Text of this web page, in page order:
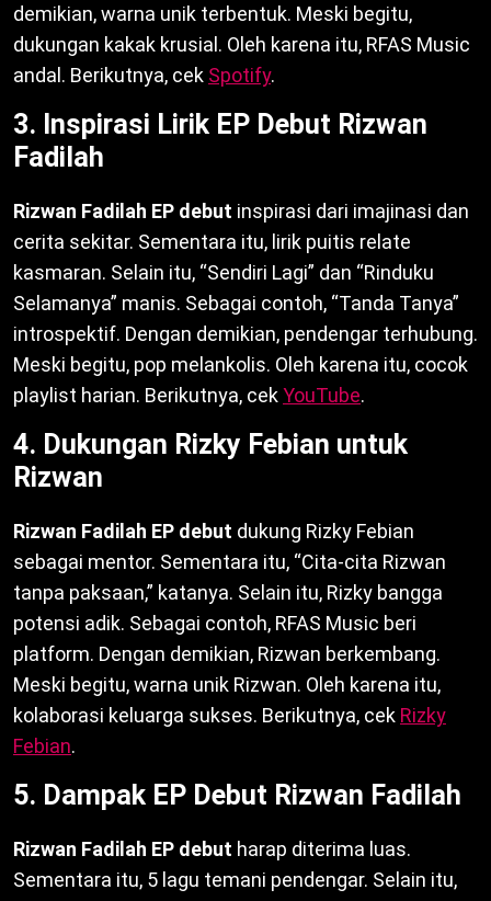
demikian, warna unik terbentuk. Meski begitu,
dukungan kakak krusial. Oleh karena itu, RFAS Music
andal. Berikutnya, cek Spotify.
3. Inspirasi Lirik EP Debut Rizwan
Fadilah
Rizwan Fadilah EP debut inspirasi dari imajinasi dan
cerita sekitar. Sementara itu, lirik puitis relate
kasmaran. Selain itu, “Sendiri Lagi” dan “Rinduku
Selamanya” manis. Sebagai contoh, “Tanda Tanya”
introspektif. Dengan demikian, pendengar terhubung.
Meski begitu, pop melankolis. Oleh karena itu, cocok
playlist harian. Berikutnya, cekYouTube.
4. Dukungan Rizky Febian untuk
Rizwan
Rizwan Fadilah EP debut dukung Rizky Febian
sebagai mentor. Sementara itu, “Cita-cita Rizwan
tanpa paksaan,” katanya. Selain itu, Rizky bangga
potensi adik. Sebagai contoh, RFAS Music beri
platform. Dengan demikian, Rizwan berkembang.
Meski begitu, warna unik Rizwan. Oleh karena itu,
kolaborasi keluarga sukses. Berikutnya, cek Rizky
Febian.
5. Dampak EP Debut Rizwan Fadilah
Rizwan Fadilah EP debut harap diterima luas.
Sementara itu, 5 lagu temani pendengar. Selain itu,